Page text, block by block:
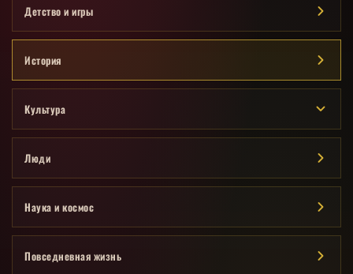
Детство и игры
История
Культура
Люди
Наука и космос
Повседневная жизнь